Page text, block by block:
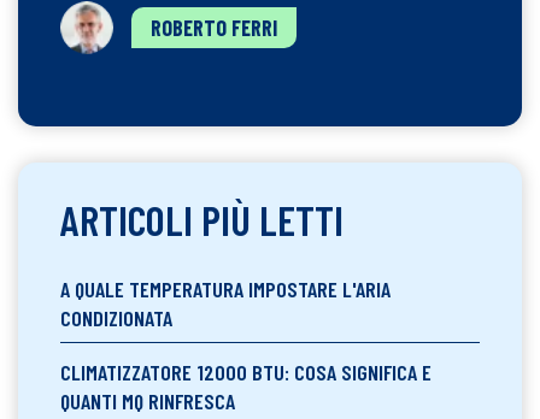
ROBERTO FERRI
ARTICOLI PIÙ LETTI
A QUALE TEMPERATURA IMPOSTARE L'ARIA
CONDIZIONATA
CLIMATIZZATORE 12000 BTU: COSA SIGNIFICA E
QUANTI MQ RINFRESCA